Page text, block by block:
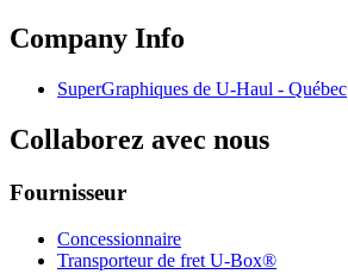
Company Info
SuperGraphiques de U-Haul - Québec
Collaborez avec nous
Fournisseur
Concessionnaire
Transporteur de fret U-Box®